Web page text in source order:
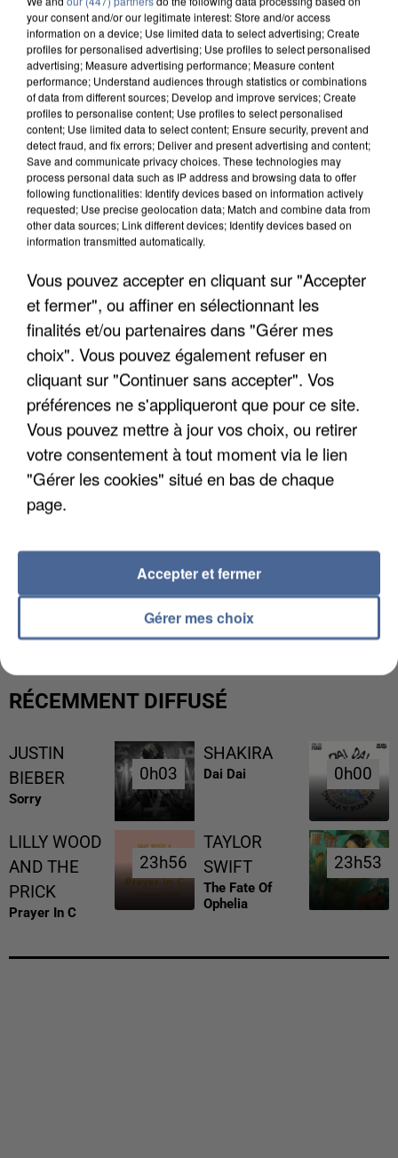
APRÈS TOUTES CES CANICULES, LES REFUGES
L’UN DES FONDATEURS SUPPOSÉS DE LA DZ
RÉCEMMENT DIFFUSÉ
JUSTIN
BIEBER
Sorry
0h03
0h03
SHAKIRA
Dai Dai 0h00
0h00
LILLY WOOD
AND THE
PRICK
Prayer In C
23h56
23h56
TAYLOR
SWIFT
The Fate Of
Ophelia
23h53
23h53
your consent and/or our legitimate interest: Store and/or access
information on a device; Use limited data to select advertising; Create
profiles for personalised advertising; Use profiles to select personalised
advertising; Measure advertising performance; Measure content
performance; Understand audiences through statistics or combinations
of data from different sources; Develop and improve services; Create
profiles to personalise content; Use profiles to select personalised
content; Use limited data to select content; Ensure security, prevent and
detect fraud, and fix errors; Deliver and present advertising and content;
Save and communicate privacy choices. These technologies may
process personal data such as IP address and browsing data to offer
following functionalities: Identify devices based on information actively
requested; Use precise geolocation data; Match and combine data from
other data sources; Link different devices; Identify devices based on
information transmitted automatically.
Vous pouvez accepter en cliquant sur "Accepter
et fermer", ou affiner en sélectionnant les
finalités et/ou partenaires dans "Gérer mes
choix". Vous pouvez également refuser en
cliquant sur "Continuer sans accepter". Vos
préférences ne s'appliqueront que pour ce site.
Vous pouvez mettre à jour vos choix, ou retirer
votre consentement à tout moment via le lien
"Gérer les cookies" situé en bas de chaque
page.
Gérer mes choix
Accepter et fermer